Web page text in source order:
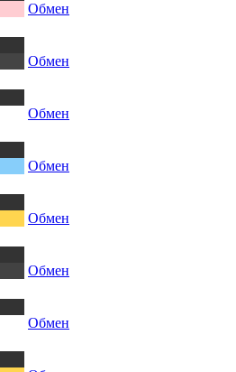
Обмен
Обмен
Обмен
Обмен
Обмен
Обмен
Обмен